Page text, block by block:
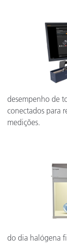
desempenho de
conectados para
medições.
do dia halógena